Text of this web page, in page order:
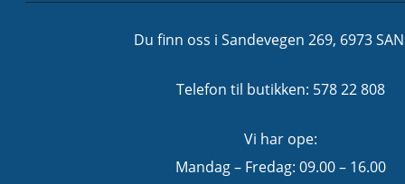
Du finn oss i Sandevegen 269, 6973
Telefon til butikken: 578 22 808
Vi har ope:
Mandag – Fredag: 09.00 – 16.00